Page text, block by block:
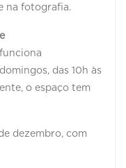
na fotografia.
das 10h às
o espaço tem
dezembro, com